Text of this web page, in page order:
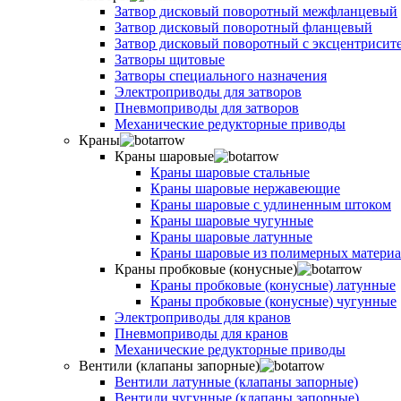
Затвор дисковый поворотный межфланцевый
Затвор дисковый поворотный фланцевый
Затвор дисковый поворотный с
Затворы щитовые
Затворы специального назначения
Электроприводы для затворов
Пневмоприводы для затворов
Механические редукторные приводы
Краны
Краны шаровые
Краны шаровые стальные
Краны шаровые нержавеющие
Краны шаровые с удлиненным штоком
Краны шаровые чугунные
Краны шаровые латунные
Краны шаровые из полимерных
Краны пробковые (конусные)
Краны пробковые (конусные) латунные
Краны пробковые (конусные) чугунные
Электроприводы для кранов
Пневмоприводы для кранов
Механические редукторные приводы
Вентили (клапаны запорные)
Вентили латунные (клапаны запорные)
Вентили чугунные (клапаны запорные)